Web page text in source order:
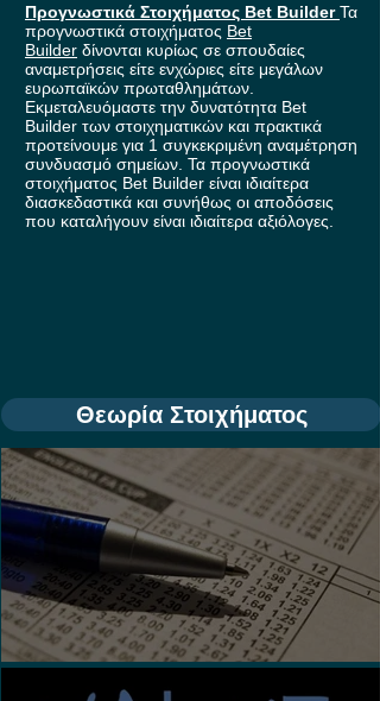
Προγνωστικά Στοιχήματος Bet BuilderΤα
προγνωστικά στοιχήματος Bet
Builder δίνονται κυρίως σε σπουδαίες
αναμετρήσεις είτε ενχώριες είτε μεγάλων
ευρωπαϊκών πρωταθλημάτων.
Εκμεταλευόμαστε την δυνατότητα Bet
Builder των στοιχηματικών και πρακτικά
προτείνουμε για 1 συγκεκριμένη αναμέτρηση
συνδυασμό σημείων. Τα προγνωστικά
στοιχήματος Bet Builder είναι ιδιαίτερα
διασκεδαστικά και συνήθως οι αποδόσεις
που καταλήγουν είναι ιδιαίτερα αξιόλογες.
Θεωρία Στοιχήματος
Τι είναι τα Ασιατικά Χάντικαπ;